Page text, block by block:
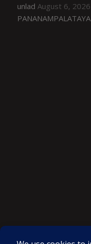
unlad August 6, 2026
PANANAMPALATAYA